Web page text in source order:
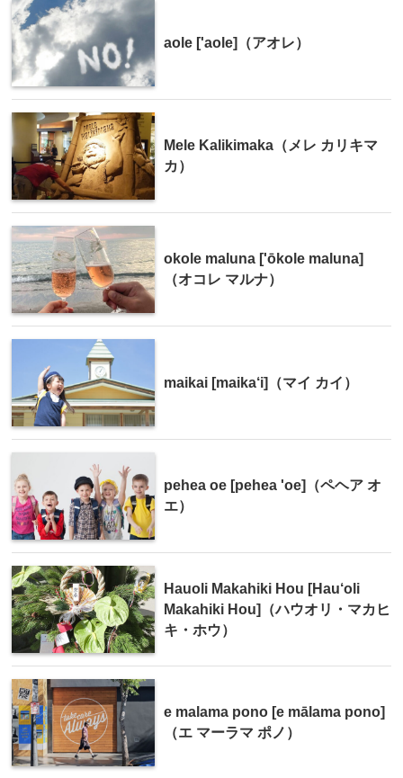
aole ['aole]（アオレ）
Mele Kalikimaka（メレ カリキマ
カ）
okole maluna ['ōkole maluna]
（オコレ マルナ）
maikai [maika‘i]（マイ カイ）
pehea oe [pehea 'oe]（ペヘア オ
エ）
Hauoli Makahiki Hou [Hau‘oli
Makahiki Hou]（ハウオリ・マカヒ
キ・ホウ）
e malama pono [e mālama pono]
（エ マーラマ ポノ）